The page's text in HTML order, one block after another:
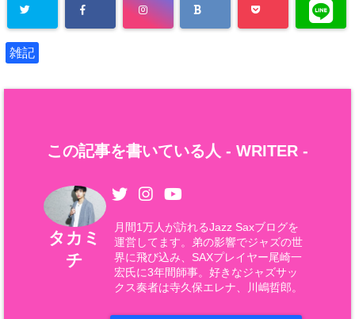
雑記
この記事を書いている人 - WRITER -
タカミ
チ
月間1万人が訪れるJazz Saxブログを
運営してます。弟の影響でジャズの世
界に飛び込み、SAXプレイヤー尾崎一
宏氏に3年間師事。好きなジャズサッ
クス奏者は寺久保エレナ、川嶋哲郎。